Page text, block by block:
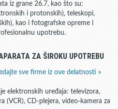
iz grane 26.7, kao što su:
i protonskih), teleskopi,
kao i fotografske opreme i
upotrebu.
ZA ŠIROKU UPOTREBU
sve firme iz ove delatnosti »
elektronskih uređaja: televizora,
(VCR), CD-plejera, video-kamera za